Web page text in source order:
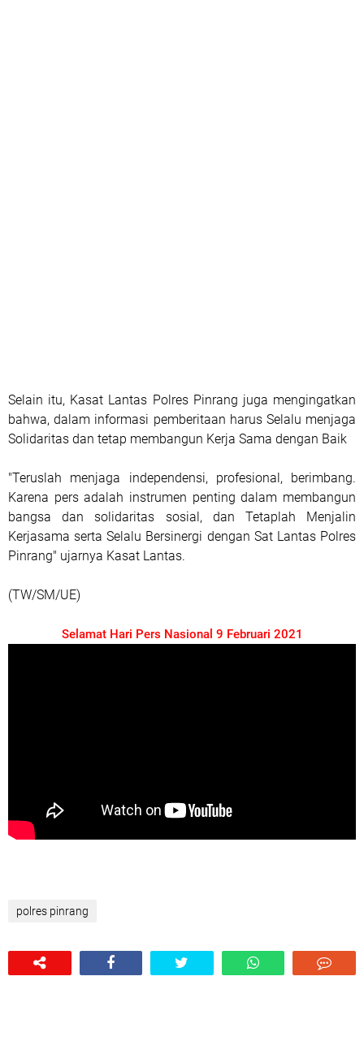
Selain itu, Kasat Lantas Polres Pinrang juga mengingatkan
bahwa, dalam informasi pemberitaan harus Selalu menjaga
Solidaritas dan tetap membangun Kerja Sama dengan Baik
"Teruslah menjaga independensi, profesional, berimbang.
Karena pers adalah instrumen penting dalam membangun
bangsa dan solidaritas sosial, dan Tetaplah Menjalin
Kerjasama serta Selalu Bersinergi dengan Sat Lantas Polres
Pinrang" ujarnya Kasat Lantas.
(TW/SM/UE)
Selamat Hari Pers Nasional 9 Februari 2021
polres pinrang